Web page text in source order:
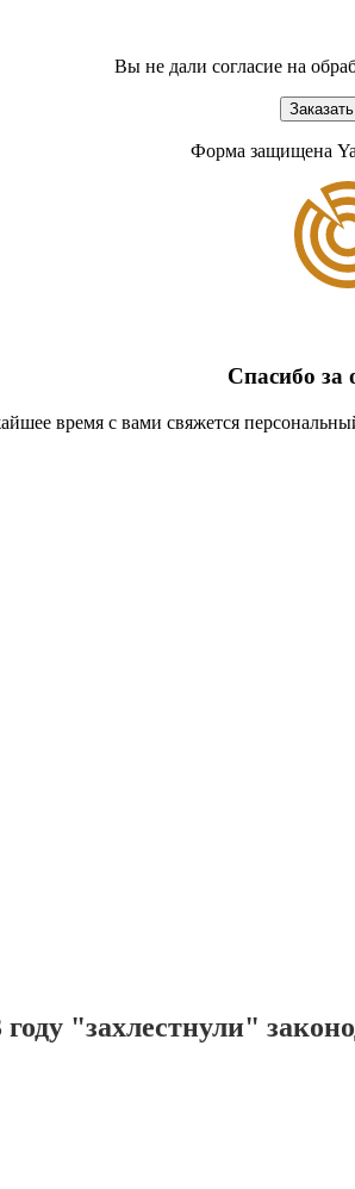
Вы не дали согласие на
Форма защищена
Спасибо за
время с вами свяжется
"захлестнули"